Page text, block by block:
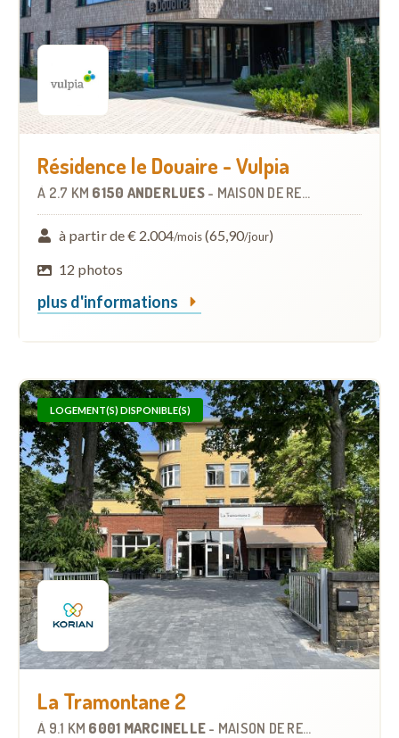
Résidence le Douaire - Vulpia
À 2.7 KM 6150 ANDERLUES - MAISON DE REPOS
à partir de € 2.004/mois(65,90/jour)
12 photos
plus d'informations
LOGEMENT(S) DISPONIBLE(S)
La Tramontane 2
À 9.1 KM 6001 MARCINELLE - MAISON DE REPOS